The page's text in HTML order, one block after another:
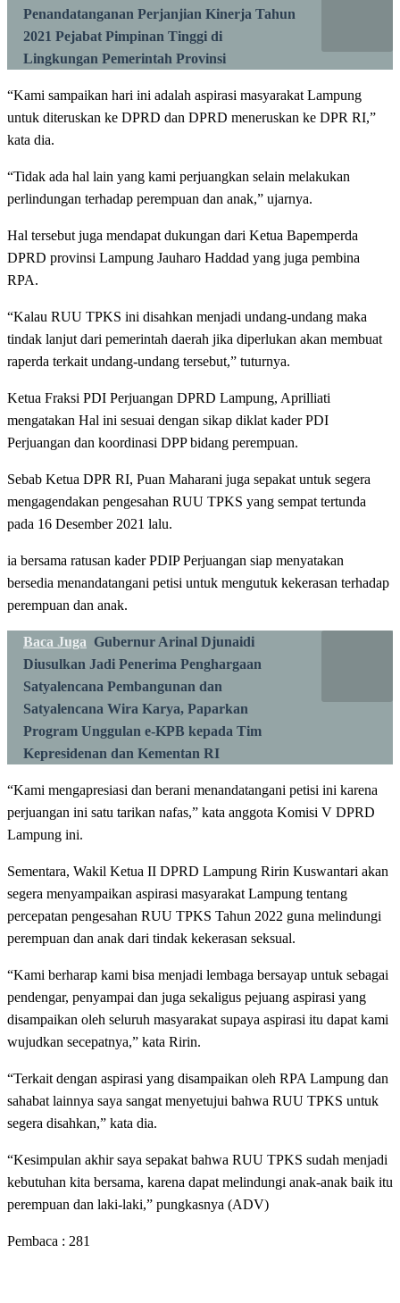
Penandatanganan Perjanjian Kinerja Tahun
2021 Pejabat Pimpinan Tinggi di
Lingkungan Pemerintah Provinsi
“Kami sampaikan hari ini adalah aspirasi masyarakat Lampung
untuk diteruskan ke DPRD dan DPRD meneruskan ke DPR RI,”
kata dia.
“Tidak ada hal lain yang kami perjuangkan selain melakukan
perlindungan terhadap perempuan dan anak,” ujarnya.
Hal tersebut juga mendapat dukungan dari Ketua Bapemperda
DPRD provinsi Lampung Jauharo Haddad yang juga pembina
RPA.
“Kalau RUU TPKS ini disahkan menjadi undang-undang maka
tindak lanjut dari pemerintah daerah jika diperlukan akan membuat
raperda terkait undang-undang tersebut,” tuturnya.
Ketua Fraksi PDI Perjuangan DPRD Lampung, Aprilliati
mengatakan Hal ini sesuai dengan sikap diklat kader PDI
Perjuangan dan koordinasi DPP bidang perempuan.
Sebab Ketua DPR RI, Puan Maharani juga sepakat untuk segera
mengagendakan pengesahan RUU TPKS yang sempat tertunda
pada 16 Desember 2021 lalu.
ia bersama ratusan kader PDIP Perjuangan siap menyatakan
bersedia menandatangani petisi untuk mengutuk kekerasan terhadap
perempuan dan anak.
Baca Juga Gubernur Arinal Djunaidi
Diusulkan Jadi Penerima Penghargaan
Satyalencana Pembangunan dan
Satyalencana Wira Karya, Paparkan
Program Unggulan e-KPB kepada Tim
Kepresidenan dan Kementan RI
“Kami mengapresiasi dan berani menandatangani petisi ini karena
perjuangan ini satu tarikan nafas,” kata anggota Komisi V DPRD
Lampung ini.
Sementara, Wakil Ketua II DPRD Lampung Ririn Kuswantari akan
segera menyampaikan aspirasi masyarakat Lampung tentang
percepatan pengesahan RUU TPKS Tahun 2022 guna melindungi
perempuan dan anak dari tindak kekerasan seksual.
“Kami berharap kami bisa menjadi lembaga bersayap untuk sebagai
pendengar, penyampai dan juga sekaligus pejuang aspirasi yang
disampaikan oleh seluruh masyarakat supaya aspirasi itu dapat kami
wujudkan secepatnya,” kata Ririn.
“Terkait dengan aspirasi yang disampaikan oleh RPA Lampung dan
sahabat lainnya saya sangat menyetujui bahwa RUU TPKS untuk
segera disahkan,” kata dia.
“Kesimpulan akhir saya sepakat bahwa RUU TPKS sudah menjadi
kebutuhan kita bersama, karena dapat melindungi anak-anak baik itu
perempuan dan laki-laki,” pungkasnya (ADV)
Pembaca : 281